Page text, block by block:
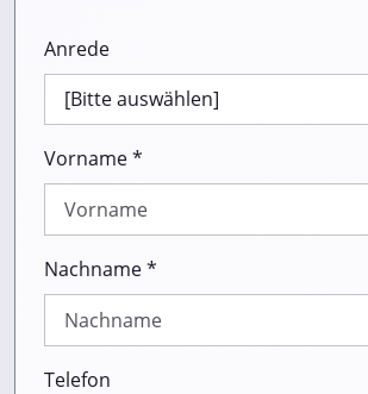
Anrede
Vorname *
Nachname *
Telefon